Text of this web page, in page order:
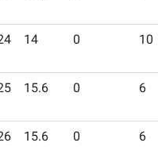
14 0 10
15.6 0 6
15.6 0 6